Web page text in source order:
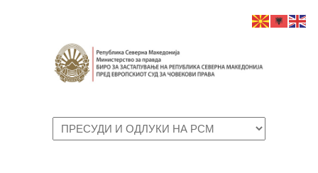
Navigation